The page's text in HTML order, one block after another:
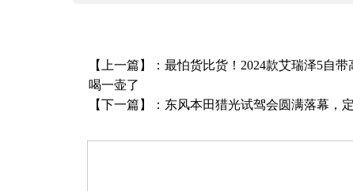
【上一篇】： 最怕货比货！2024款艾瑞泽5自
喝一壶了
【下一篇】： 东风本田猎光试驾会圆满落幕，